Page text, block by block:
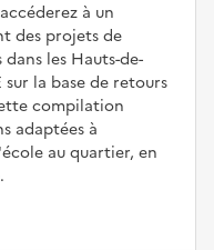
à un
des projets de
les Hauts-de-
la base de retours
compilation
adaptées à
au quartier, en